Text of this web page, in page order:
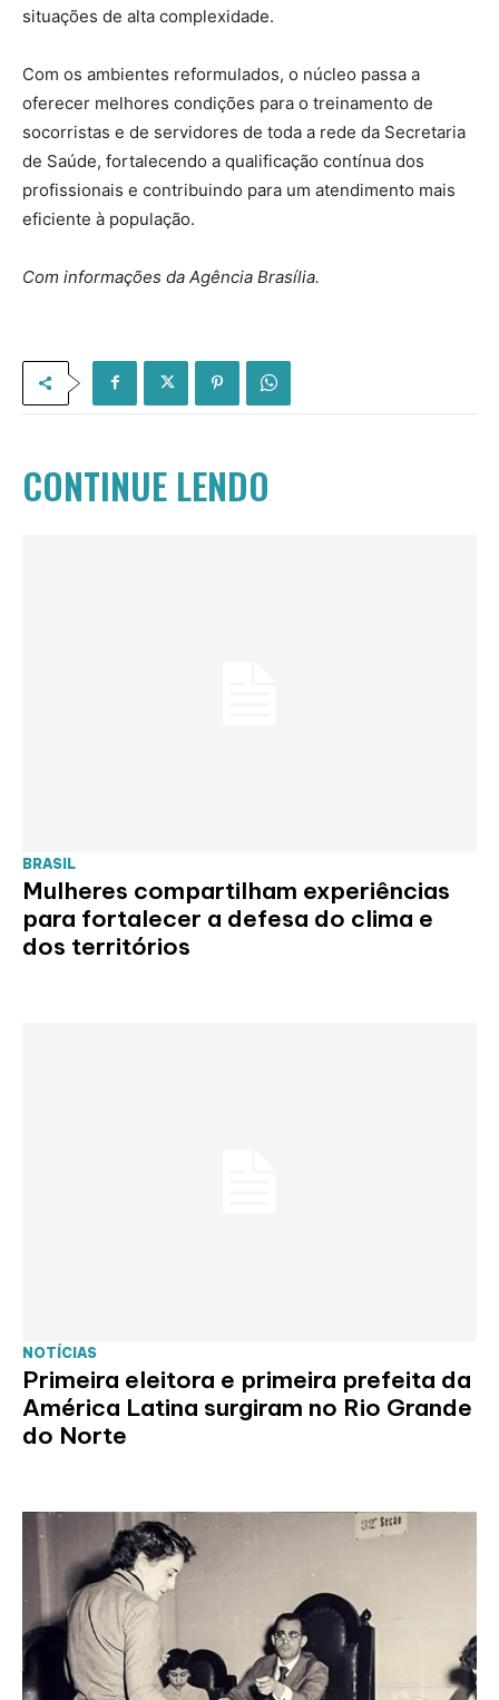
situações de alta complexidade.
Com os ambientes reformulados, o núcleo passa a
oferecer melhores condições para o treinamento de
socorristas e de servidores de toda a rede da Secretaria
de Saúde, fortalecendo a qualificação contínua dos
profissionais e contribuindo para um atendimento mais
eficiente à população.
Com informações da Agência Brasília.
CONTINUE LENDO
BRASIL
Mulheres compartilham experiências
para fortalecer a defesa do clima e
dos territórios
NOTÍCIAS
Primeira eleitora e primeira prefeita da
América Latina surgiram no Rio Grande
do Norte